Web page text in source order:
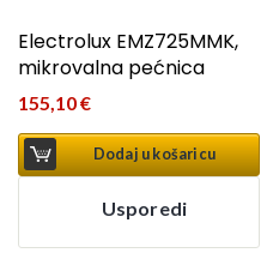
Electrolux EMZ725MMK,
mikrovalna pećnica
155,10€
Dodaj u košaricu
Usporedi